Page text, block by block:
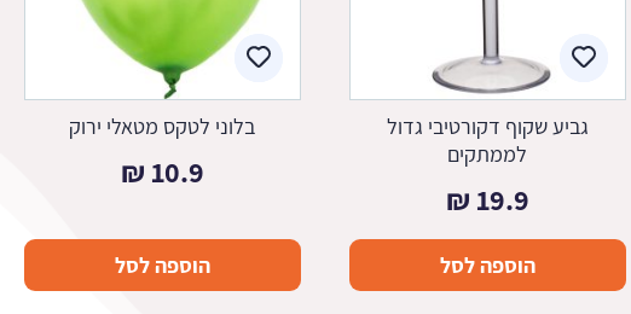
גביע שקוף דקורטיבי גדול
לממתקים
19.9
₪
הוספה לסל
בלוני לטקס מטאלי ירוק
10.9
₪
הוספה לסל